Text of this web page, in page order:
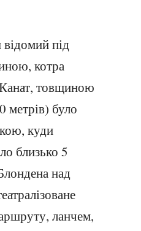
під
котра
товщиною
метрів) було
куди
близько 5
над
ланчем,